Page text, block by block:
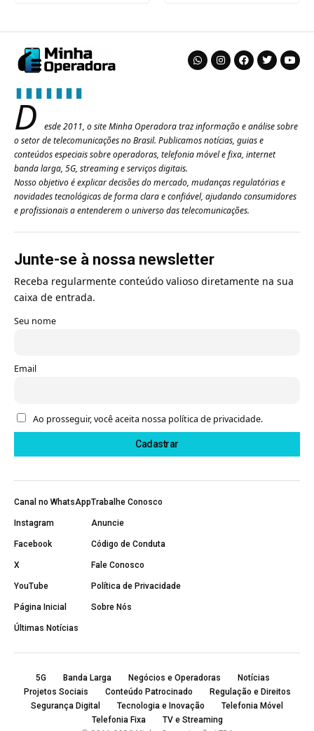
D
esde 2011, o site Minha Operadora traz informação e análise sobre
o setor de telecomunicações no Brasil. Publicamos notícias, guias e
conteúdos especiais sobre operadoras, telefonia móvel e fixa, internet
banda larga, 5G, streaming e serviços digitais.
Nosso objetivo é explicar decisões do mercado, mudanças regulatórias e
novidades tecnológicas de forma clara e confiável, ajudando consumidores
e profissionais a entenderem o universo das telecomunicações.
Junte-se à nossa newsletter
Receba regularmente conteúdo valioso diretamente na sua
caixa de entrada.
Seu nome
Email
Ao prosseguir, você aceita nossa política de privacidade.
Canal no WhatsApp
Instagram
Facebook
X
YouTube
Página Inicial
Últimas Notícias
Trabalhe Conosco
Anuncie
Código de Conduta
Fale Conosco
Política de Privacidade
Sobre Nós
5G Banda Larga Negócios e Operadoras
Notícias
Projetos Sociais
Conteúdo Patrocinado
Regulação e Direitos
Segurança Digital
Tecnologia e Inovação
Telefonia Móvel
Telefonia Fixa
TV e Streaming